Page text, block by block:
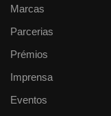
Marcas
Parcerias
Prémios
Imprensa
Eventos